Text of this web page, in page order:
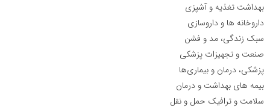
بهداشت تغذیه و آشپزی
داروخانه ها و داروسازی
سبک زندگی، مد و فشن
صنعت و تجهیزات پزشکی
پزشکی، درمان و بیماری‌ها
بیمه های بهداشت و درمان
سلامت و ترافیک حمل و نقل